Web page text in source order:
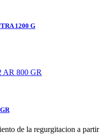
1200 G
de la regurgitacion a partir